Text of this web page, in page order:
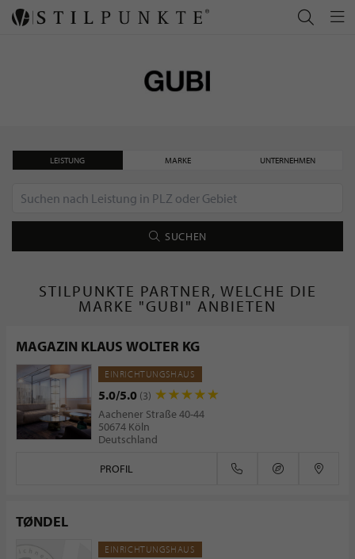
LEISTUNG MARKE UNTERNEHMEN
SUCHEN
STILPUNKTE PARTNER, WELCHE DIE
MARKE "GUBI" ANBIETEN
MAGAZIN KLAUS WOLTER KG
EINRICHTUNGSHAUS
5.0/5.0 (3)
Aachener Straße 40-44
50674 Köln
Deutschland
PROFIL
TØNDEL
EINRICHTUNGSHAUS